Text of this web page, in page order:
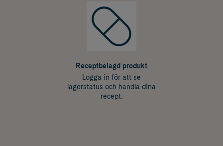
Receptbelagd produkt
Logga in för att se
lagerstatus och handla dina
recept.